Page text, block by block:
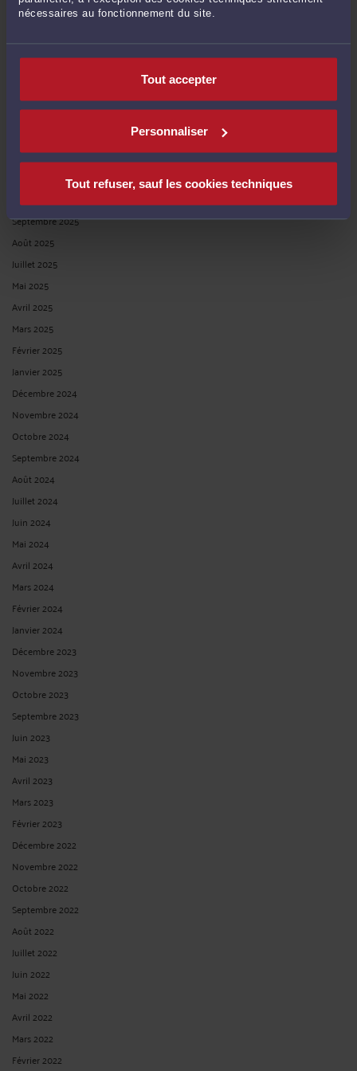
nécessaires au fonctionnement du site.
Tout accepter
Personnaliser
Tout refuser, sauf les cookies techniques
ARCHIVES
Août 2026
Février 2026
Décembre 2025
Novembre 2025
Septembre 2025
Août 2025
Juillet 2025
Mai 2025
Avril 2025
Mars 2025
Février 2025
Janvier 2025
Décembre 2024
Novembre 2024
Octobre 2024
Septembre 2024
Août 2024
Juillet 2024
Juin 2024
Mai 2024
Avril 2024
Mars 2024
Février 2024
Janvier 2024
Décembre 2023
Novembre 2023
Octobre 2023
Septembre 2023
Juin 2023
Mai 2023
Avril 2023
Mars 2023
Février 2023
Décembre 2022
Novembre 2022
Octobre 2022
Septembre 2022
Août 2022
Juillet 2022
Juin 2022
Mai 2022
Avril 2022
Mars 2022
Février 2022